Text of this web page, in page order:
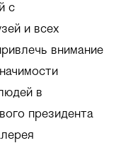
с
и всех
внимание
в
президента